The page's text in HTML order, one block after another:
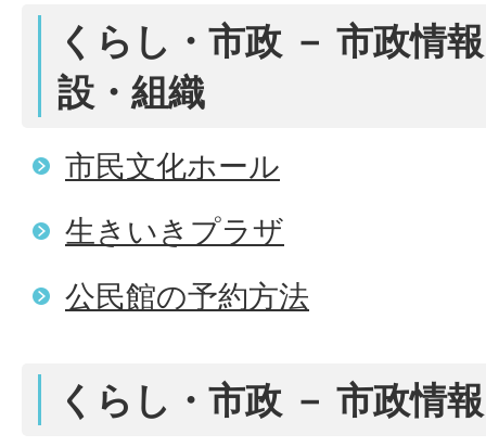
くらし・市政 － 市政情
設・組織
市民文化ホール
生きいきプラザ
公民館の予約方法
くらし・市政 － 市政情